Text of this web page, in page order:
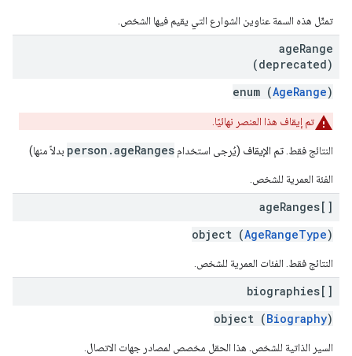
تمثّل هذه السمة عناوين الشوارع التي يقيم فيها الشخص.
ageRange
(deprecated)
enum (AgeRange)
تم إيقاف هذا العنصر نهائيًا.
النتائج فقط. تم الإيقاف (يُرجى استخدام person.ageRanges بدلاً منها)
الفئة العمرية للشخص.
ageRanges[]
object (AgeRangeType)
النتائج فقط. الفئات العمرية للشخص.
biographies[]
object (Biography)
السير الذاتية للشخص. هذا الحقل مخصص لمصادر جهات الاتصال.